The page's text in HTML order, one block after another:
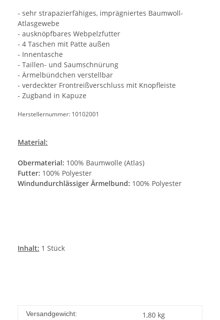
- sehr strapazierfähiges, imprägniertes Baumwoll-
Atlasgewebe
- ausknöpfbares Webpelzfutter
- 4 Taschen mit Patte außen
- Innentasche
- Taillen- und Saumschnürung
- Ärmelbündchen verstellbar
- verdeckter Frontreißverschluss mit Knopfleiste
- Zugband in Kapuze
Herstellernummer: 10102001
Material:
Obermaterial: 100% Baumwolle (Atlas)
Futter: 100% Polyester
Windundurchlässiger Ärmelbund: 100% Polyester
Inhalt: 1 Stück
Versandgewicht: 1,80 kg